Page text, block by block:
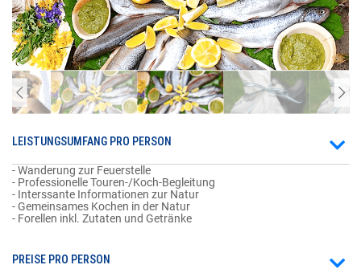
LEISTUNGSUMFANG PRO PERSON
- Wanderung zur Feuerstelle
- Professionelle Touren-/Koch-Begleitung
- Interssante Informationen zur Natur
- Gemeinsames Kochen in der Natur
- Forellen inkl. Zutaten und Getränke
PREISE PRO PERSON